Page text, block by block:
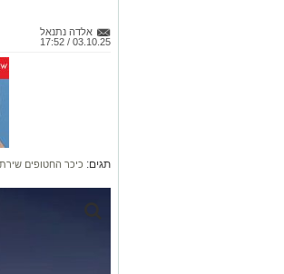
אלדה נתנאל
03.10.25 / 17:52
תגים: כיכר החטופים